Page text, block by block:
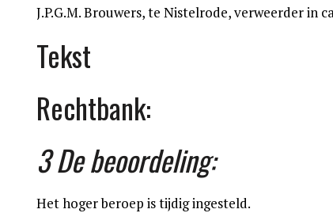
J.P.G.M. Brouwers, te Nistelrode, verweerder in
Tekst
Rechtbank:
3 De beoordeling:
Het hoger beroep is tijdig ingesteld.